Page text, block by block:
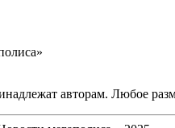
авторам. Любое